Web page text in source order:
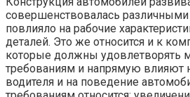
совершенствовалась
повлияло на рабочие
деталей. Это же относится и к
которые должны удовлетворять
требованиям и напрямую влияют
водителя и на поведение